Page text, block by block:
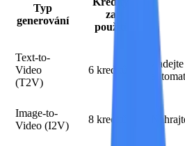
Typ
generování
za
použití
Text-to-
Video
(T2V)
6 kreditů
Image-to-
Video (I2V)
8 kreditů